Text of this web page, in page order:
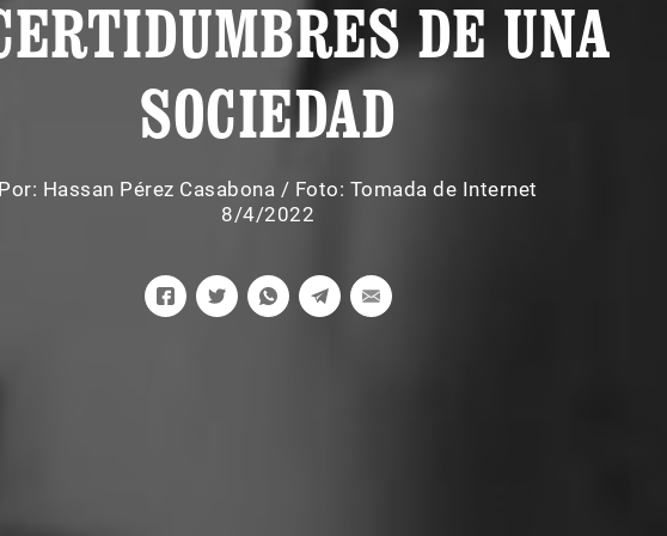
DE UNA
SOCIEDAD
Hassan Pérez Casabona / Foto: Tomada de Internet
8/4/2022